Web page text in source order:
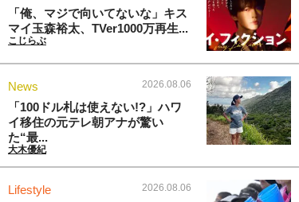
「俺、マジで向いてないな」キス
マイ玉森裕太、TVer1000万再生...
こじらぶ
News 2026.08.06
「100ドル札は使えない!?」ハワ
イ移住の元テレ朝アナが驚い
た“最...
大木優紀
Lifestyle 2026.08.06